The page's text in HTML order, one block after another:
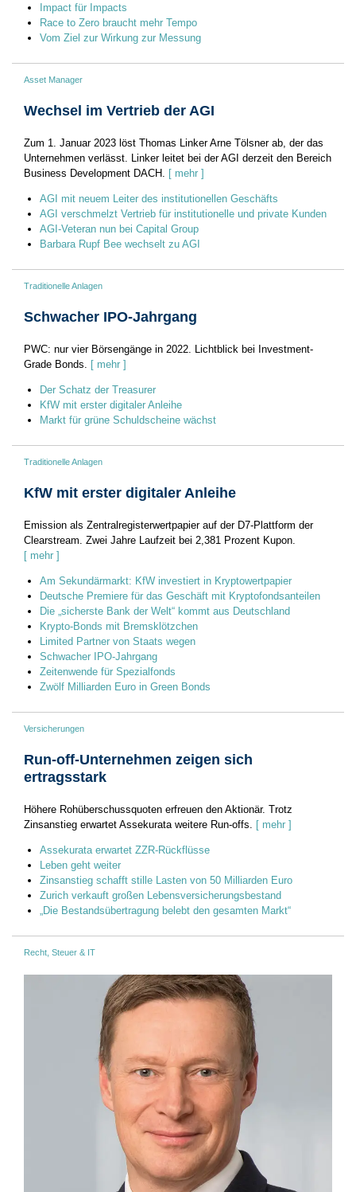
Impact für Impacts
Race to Zero braucht mehr Tempo
Vom Ziel zur Wirkung zur Messung
Asset Manager
Wechsel im Vertrieb der AGI
Zum 1. Januar 2023 löst Thomas Linker Arne Tölsner ab, der das
Unternehmen verlässt. Linker leitet bei der AGI derzeit den Bereich
Business Development DACH. [ mehr ]
AGI mit neuem Leiter des institutionellen Geschäfts
AGI verschmelzt Vertrieb für institutionelle und private Kunden
AGI-Veteran nun bei Capital Group
Barbara Rupf Bee wechselt zu AGI
Traditionelle Anlagen
Schwacher IPO-Jahrgang
PWC: nur vier Börsengänge in 2022. Lichtblick bei Investment-
Grade Bonds.
[ mehr ]
Der Schatz der Treasurer
KfW mit erster digitaler Anleihe
Markt für grüne Schuldscheine wächst
Traditionelle Anlagen
KfW mit erster digitaler Anleihe
Emission als Zentralregisterwertpapier auf der D7-Plattform der
Clearstream. Zwei Jahre Laufzeit bei 2,381 Prozent Kupon.
[ mehr ]
Am Sekundärmarkt: KfW investiert in Kryptowertpapier
Deutsche Premiere für das Geschäft mit Kryptofondsanteilen
Die „sicherste Bank der Welt“ kommt aus Deutschland
Krypto-Bonds mit Bremsklötzchen
Limited Partner von Staats wegen
Schwacher IPO-Jahrgang
Zeitenwende für Spezialfonds
Zwölf Milliarden Euro in Green Bonds
Versicherungen
Run-off-Unternehmen zeigen sich
ertragsstark
Höhere Rohüberschussquoten erfreuen den Aktionär. Trotz
Zinsanstieg erwartet Assekurata weitere Run-offs.
[ mehr ]
Assekurata erwartet ZZR-Rückflüsse
Leben geht weiter
Zinsanstieg schafft stille Lasten von 50 Milliarden Euro
Zurich verkauft großen Lebensversicherungsbestand
„Die Bestandsübertragung belebt den gesamten Markt“
Recht, Steuer & IT